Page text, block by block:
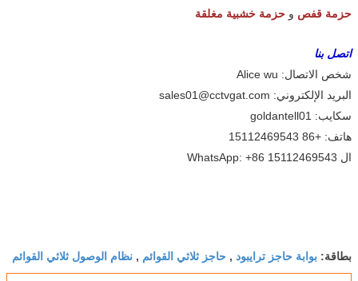
حزمة قفص و حزمة خشبية مغلقة
اتصل بنا
شخص الاتصال: Alice wu
البريد الإلكتروني: sales01@cctvgat.com
سكايب: goldantell01
هاتف: +86 15112469543
ال WhatsApp: +86 15112469543
بطاقة: بوابة حاجز ترايبود , حاجز ثلاثي القوائم , نظام الوصول ثلاثي القوائم